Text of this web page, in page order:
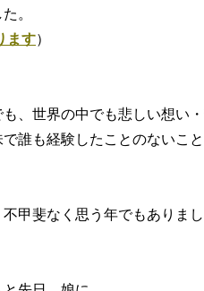
。
ます）
、世界の中でも悲しい想い
誰も経験したことのないこ
甲斐なく思う年でもありまし